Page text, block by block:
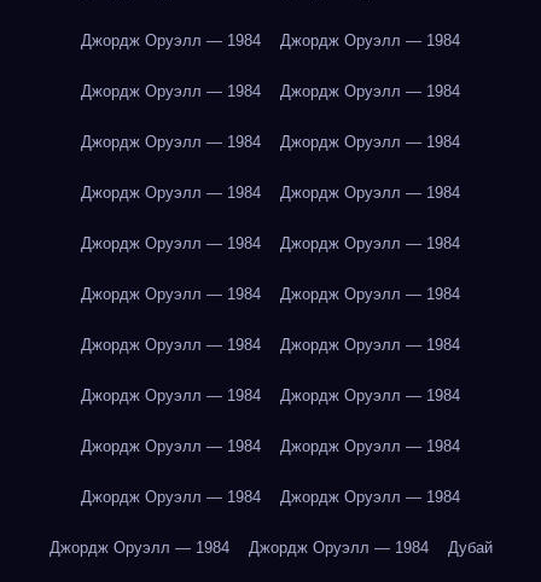
Джордж Оруэлл — 1984 Джордж Оруэлл — 1984
Джордж Оруэлл — 1984 Джордж Оруэлл — 1984
Джордж Оруэлл — 1984 Джордж Оруэлл — 1984
Джордж Оруэлл — 1984 Джордж Оруэлл — 1984
Джордж Оруэлл — 1984 Джордж Оруэлл — 1984
Джордж Оруэлл — 1984 Джордж Оруэлл — 1984
Джордж Оруэлл — 1984 Джордж Оруэлл — 1984
Джордж Оруэлл — 1984 Джордж Оруэлл — 1984
Джордж Оруэлл — 1984 Джордж Оруэлл — 1984
Джордж Оруэлл — 1984 Джордж Оруэлл — 1984
Джордж Оруэлл — 1984 Джордж Оруэлл — 1984 Дубай